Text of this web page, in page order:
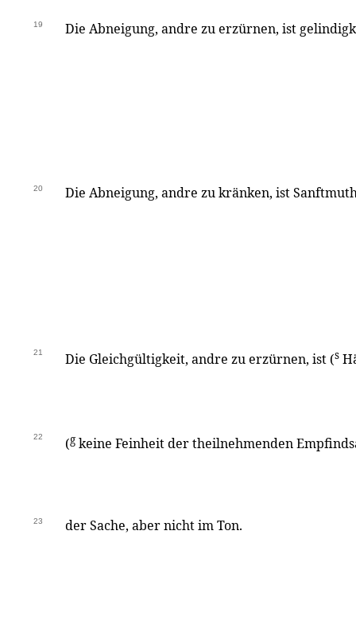
19 Die Abneigung, andre zu erzürnen, ist
20 Die Abneigung, andre zu kränken, ist
21 Die Gleichgültigkeit, andre zu erzürnen, ist (s
22 (g keine Feinheit der theilnehmenden
23 der Sache, aber nicht im Ton.